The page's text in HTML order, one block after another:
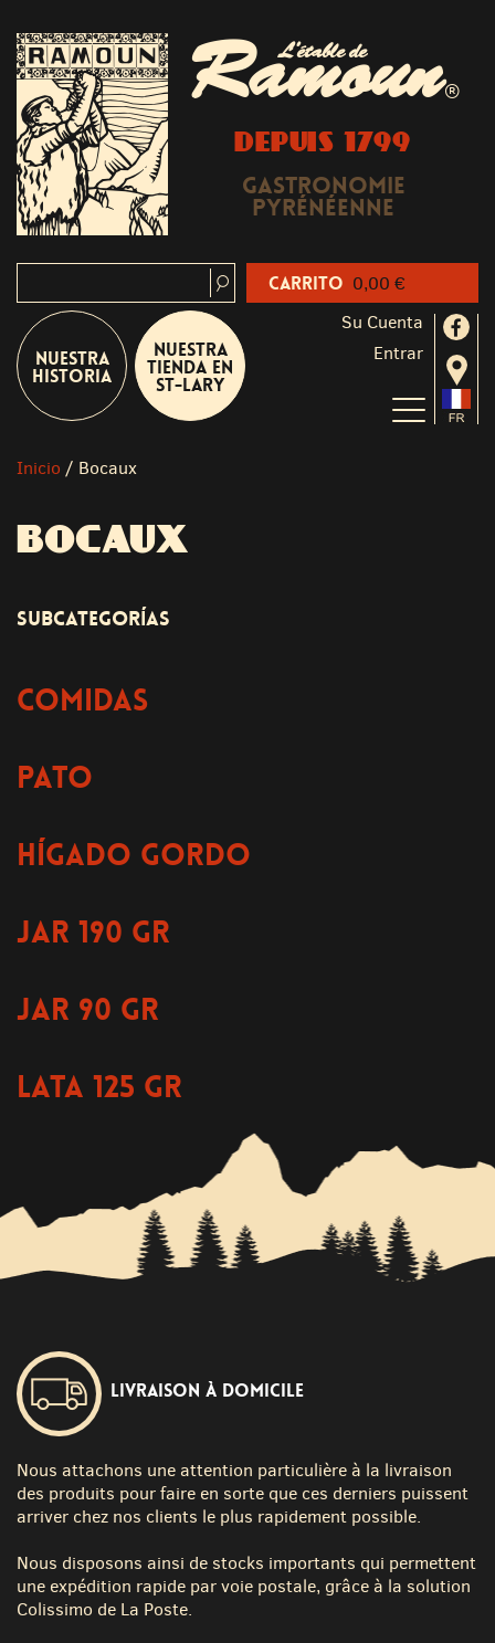
L'étable de
Ramoun®
DEPUIS 1799
Gastronomie
Pyrénéenne
Su Cuenta
Entrar
Nuestra
historia
Nuestra
tienda en
St-Lary
Inicio / Bocaux
BOCAUX
SUBCATEGORÍAS
COMIDAS
PATO
HÍGADO GORDO
JAR 190 GR
JAR 90 GR
LATA 125 GR
Livraison à domicile
Nous attachons une attention particulière à la livraison
des produits pour faire en sorte que ces derniers puissent
arriver chez nos clients le plus rapidement possible.
Nous disposons ainsi de stocks importants qui permettent
une expédition rapide par voie postale, grâce à la solution
Colissimo de La Poste.
Carrito 0,00 €